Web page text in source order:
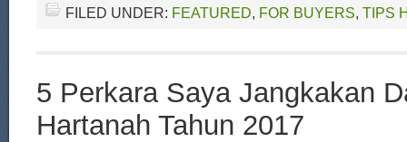
FILED UNDER: FEATURED, FOR BUYERS, TIPS
5 Perkara Saya Jangkakan
Hartanah Tahun 2017